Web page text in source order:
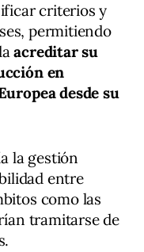
criterios y
permitiendo
acreditar su
en
desde su
la gestión
entre
como las
tramitarse de